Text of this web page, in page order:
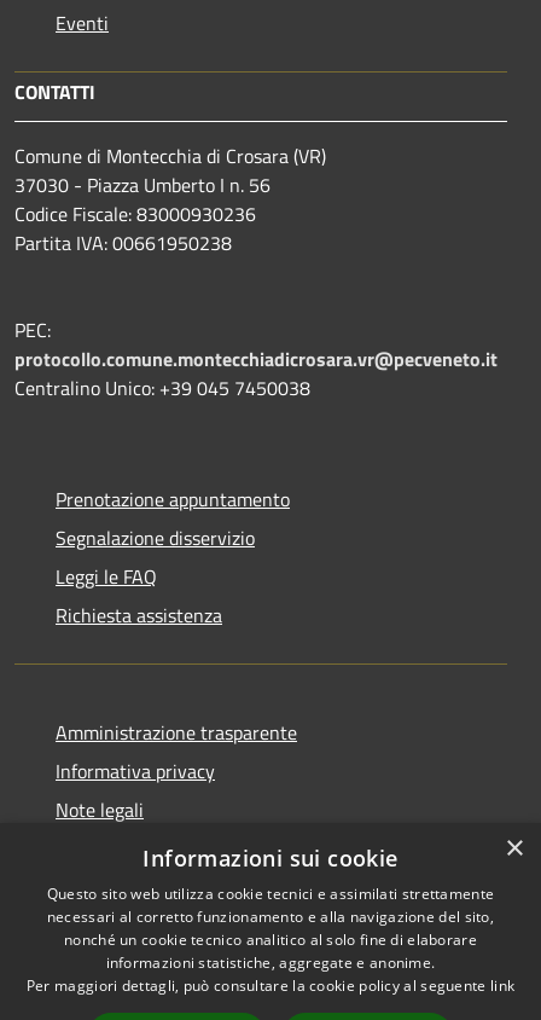
Eventi
CONTATTI
Comune di Montecchia di Crosara (VR)
37030 - Piazza Umberto I n. 56
Codice Fiscale: 83000930236
Partita IVA: 00661950238
PEC:
protocollo.comune.montecchiadicrosara.vr@pecveneto.it
Centralino Unico: +39 045 7450038
Prenotazione appuntamento
Segnalazione disservizio
Leggi le FAQ
Richiesta assistenza
Amministrazione trasparente
Informativa privacy
Note legali
Dichiarazione di accessibilità
Accessibilità
Copyright © 2026 • Comune di
Montecchia di Crosara •
×
Informazioni sui cookie
Questo sito web utilizza cookie tecnici e assimilati strettamente
necessari al corretto funzionamento e alla navigazione del sito,
nonché un cookie tecnico analitico al solo fine di elaborare
informazioni statistiche, aggregate e anonime.
Per maggiori dettagli, può consultare la cookie policy al seguente link